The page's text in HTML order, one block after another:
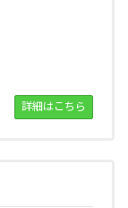
詳細はこちら